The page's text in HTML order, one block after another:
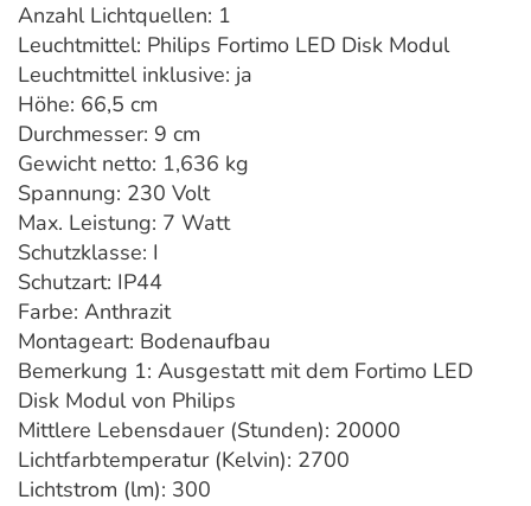
Anzahl Lichtquellen: 1
Leuchtmittel: Philips Fortimo LED Disk Modul
Leuchtmittel inklusive: ja
Höhe: 66,5 cm
Durchmesser: 9 cm
Gewicht netto: 1,636 kg
Spannung: 230 Volt
Max. Leistung: 7 Watt
Schutzklasse: I
Schutzart: IP44
Farbe: Anthrazit
Montageart: Bodenaufbau
Bemerkung 1: Ausgestatt mit dem Fortimo LED
Disk Modul von Philips
Mittlere Lebensdauer (Stunden): 20000
Lichtfarbtemperatur (Kelvin): 2700
Lichtstrom (lm): 300